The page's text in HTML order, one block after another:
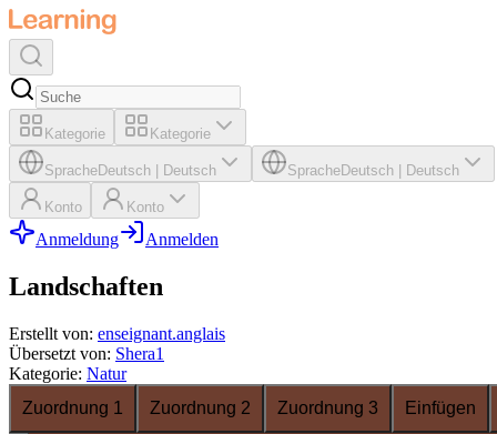
Kategorie Kategorie
SpracheDeutsch Deutsch SpracheDeutsch Deutsch
Konto Konto
Anmeldung Anmelden
Landschaften
Erstellt von: enseignant.anglais
Übersetzt von: Shera1
Kategorie: Natur
Zuordnung 1
Zuordnung 2 Zuordnung 3 Einfügen